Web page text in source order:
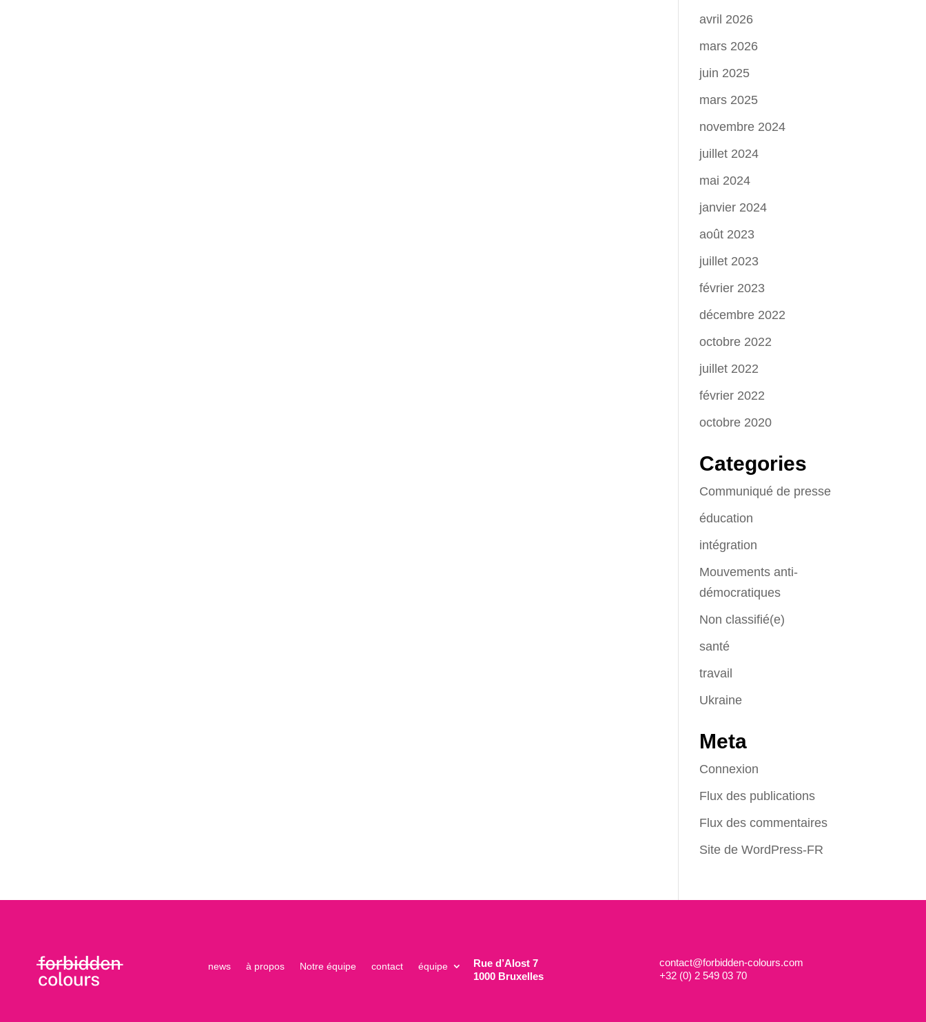
avril 2026
mars 2026
juin 2025
mars 2025
novembre 2024
juillet 2024
mai 2024
janvier 2024
août 2023
juillet 2023
février 2023
décembre 2022
octobre 2022
juillet 2022
février 2022
octobre 2020
Categories
Communiqué de presse
éducation
intégration
Mouvements anti-
démocratiques
Non classifié(e)
santé
travail
Ukraine
Meta
Connexion
Flux des publications
Flux des commentaires
Site de WordPress-FR
news à propos Notre équipe contact équipe
Rue d’Alost 7
1000 Bruxelles
contact@forbidden-colours.com
+32 (0) 2 549 03 70